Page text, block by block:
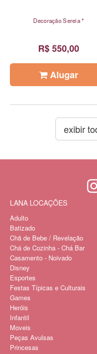
Decoração Sereia *
R$ 550,00
Alugar
exibir
LANA LOCAÇÕES
Adulto
Batizado
Chã de Bebe / Revelação
Chá de Cozinha - Chá Bar
Casamento - Noivado
Disney
Esportes
Festas Típicas e Culturais
Games
Heróis
Infantil
Moveis
Peças Avulsas
Princesas